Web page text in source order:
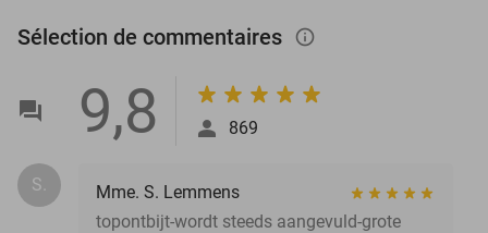
Sélection de commentaires info_outlined
9,8 869
S.
Mme. S. Lemmens
topontbijt-wordt steeds aangevuld-grote